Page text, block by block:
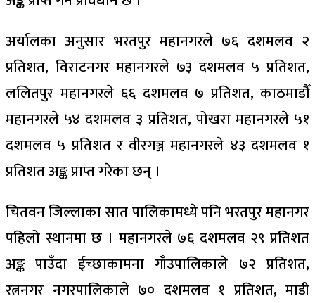
अर्यालका अनुसार भरतपुर महानगरले ७६ दशमलव २
प्रतिशत, विराटनगर महानगरले ७३ दशमलव ५ प्रतिशत,
ललितपुर महानगरले ६६ दशमलव ७ प्रतिशत, काठमाडौँ
महानगरले ५४ दशमलव ३ प्रतिशत, पोखरा महानगरले ५१
दशमलव ५ प्रतिशत र वीरगञ्ज महानगरले ४३ दशमलव १
प्रतिशत अङ्क प्राप्त गरेका छन् ।
चितवन जिल्लाका सात पालिकामध्ये पनि भरतपुर महानगर
पहिलो स्थानमा छ । महानगरले ७६ दशमलव २९ प्रतिशत
अङ्क पाउँदा ईच्छाकामना गाँउपालिकाले ७२ प्रतिशत,
रत्ननगर नगरपालिकाले ७० दशमलव १ प्रतिशत, माडी